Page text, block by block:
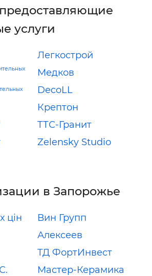
услуги
Легкострой
Медков
DecoLL
Крептон
ТТС-Гранит
Zelensky Studio
в Запорожье
цін
Вин Групп
Алексеев
ТД ФортИнвест
Мастер-Керамика